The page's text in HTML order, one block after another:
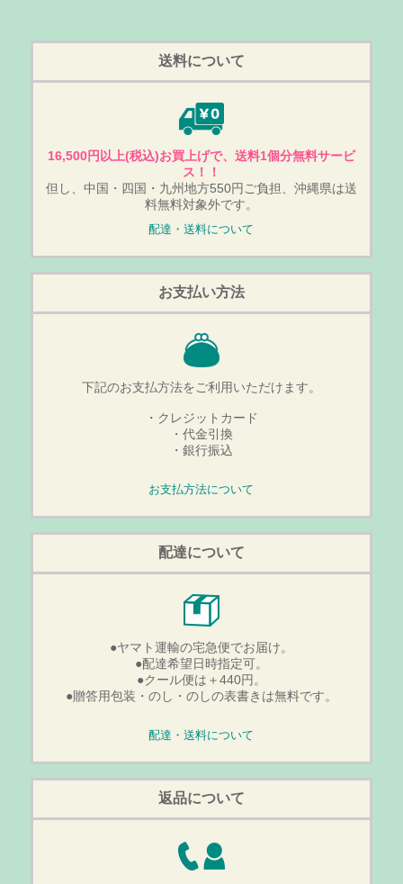
送料について
16,500円以上(税込)お買上げで、送料1個分無料サービ
ス！！
但し、中国・四国・九州地方550円ご負担、沖縄県は送
料無料対象外です。
配達・送料について
お支払い方法
下記のお支払方法をご利用いただけます。
・クレジットカード
・代金引換
・銀行振込
お支払方法について
配達について
●ヤマト運輸の宅急便でお届け。
●配達希望日時指定可。
●クール便は＋440円。
●贈答用包装・のし・のしの表書きは無料です。
配達・送料について
返品について